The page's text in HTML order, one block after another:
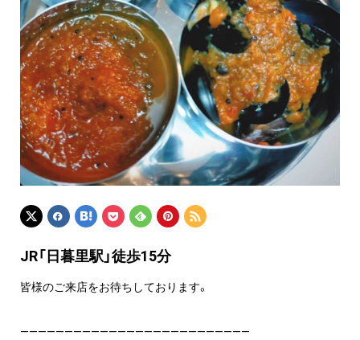
JR「日暮里駅」徒歩15分
皆様のご来店をお待ちしております。
——————————————————————————